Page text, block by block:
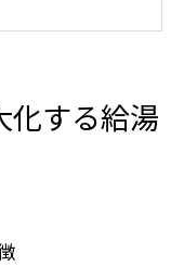
設定の秘訣
約効果
化する給湯